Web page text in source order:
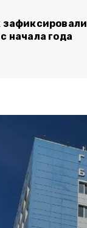
зафиксировали
начала года